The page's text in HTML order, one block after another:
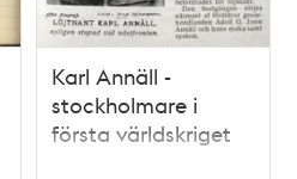
Karl Annäll -
stockholmare i
första världskriget